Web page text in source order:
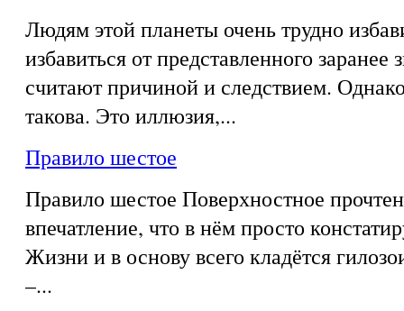
Людям этой планеты очень трудно
избавиться от представленного заранее
считают причиной и следствием.
такова. Это иллюзия,...
Правило шестое
Правило шестое Поверхностное
впечатление, что в нём просто
Жизни и в основу всего кладётся
–...